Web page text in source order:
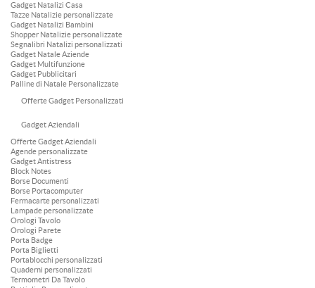
Gadget Natalizi Casa
Tazze Natalizie personalizzate
Gadget Natalizi Bambini
Shopper Natalizie personalizzate
Segnalibri Natalizi personalizzati
Gadget Natale Aziende
Gadget Multifunzione
Gadget Pubblicitari
Palline di Natale Personalizzate
Offerte Gadget Personalizzati
Gadget Aziendali
Offerte Gadget Aziendali
Agende personalizzate
Gadget Antistress
Block Notes
Borse Documenti
Borse Portacomputer
Fermacarte personalizzati
Lampade personalizzate
Orologi Tavolo
Orologi Parete
Porta Badge
Porta Biglietti
Portablocchi personalizzati
Quaderni personalizzati
Termometri Da Tavolo